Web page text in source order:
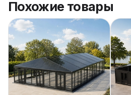
Похожие товары